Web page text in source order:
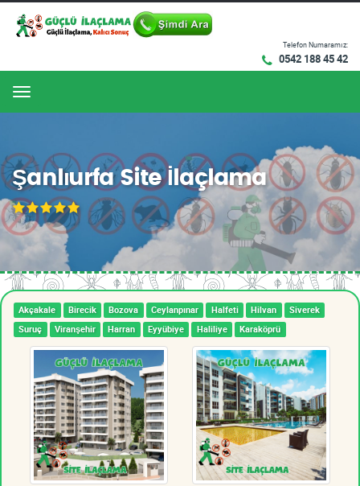
Telefon Numaramız:
0542 188 45 42
Menu
Şanlıurfa Site İlaçlama
Akçakale Birecik Bozova Ceylanpınar Halfeti Hilvan
Siverek
Suruç
Viranşehir Harran Eyyübiye Haliliye Karaköprü